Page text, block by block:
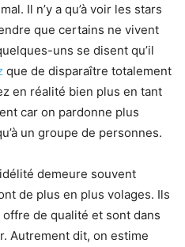
Il n’y a qu’à voir les stars
que certains ne vivent
uns se disent qu’il
que de disparaître totalement
en réalité bien plus en tant
car on pardonne plus
un groupe de personnes.
demeure souvent
de plus en plus volages. Ils
de qualité et sont dans
Autrement dit, on estime